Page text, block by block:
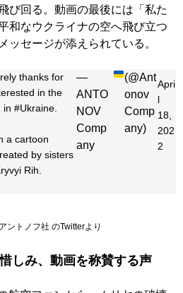
び回る。動画の最後には「私た
和なウクライナの空へ飛び立つ
ッセージが添えられている。
thanks for
in the
in #Ukraine.
a cartoon
by sisters
Rih.
—
ANTO
NOV
Comp
any
(@Ant
onov
Comp
any)
Apri
l
18,
202
2
ントノフ社 のTwitterより
しみ、動画を称賛する声